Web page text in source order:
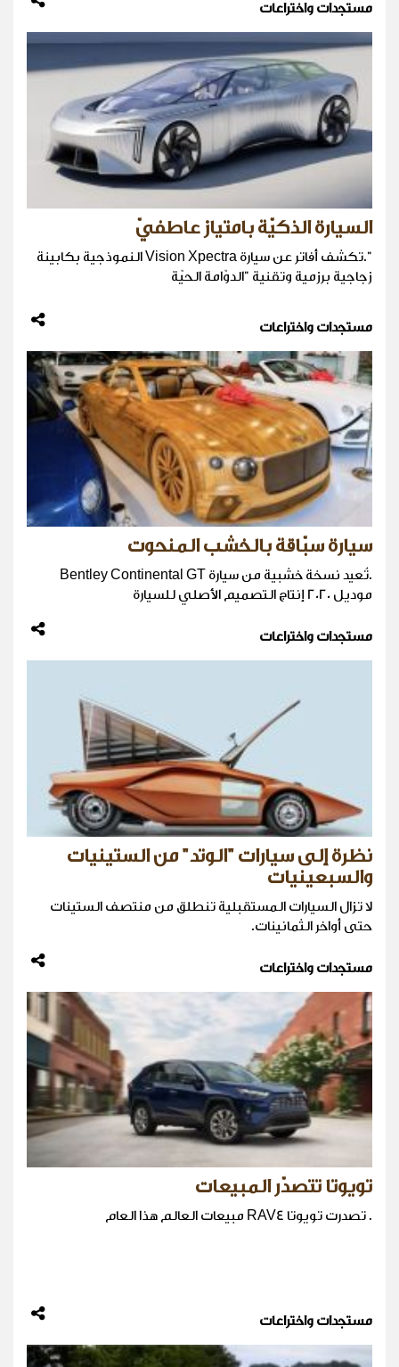
مستجدات واختراعات
السيارة الذكيّة بامتياز عاطفيّ
".تكشف أفاتر عن سيارة Vision Xpectra النموذجية بكابينة
زجاجية برزمية وتقنية "الدوّامة الحيّة
مستجدات واختراعات
سيارة سبّاقة بالخشب المنحوت
.تُعيد نسخة خشبية من سيارة Bentley Continental GT
موديل 2020 إنتاج التصميم الأصلي للسيارة
مستجدات واختراعات
نظرة إلى سيارات "الوتد" من الستينيات
والسبعينيات
لا تزال السيارات المستقبلية تنطلق من منتصف الستينات
حتى أواخر الثمانينات.
مستجدات واختراعات
تويوتا تتصدّر المبيعات
. تصدرت تويوتا RAV4 مبيعات العالم هذا العام
مستجدات واختراعات